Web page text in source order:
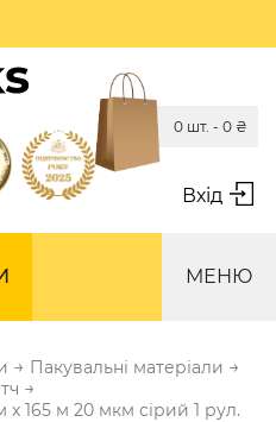
Вхід
0 шт. - 0 ₴
МЕНЮ
→ Пакувальні матеріали →
→
165 м 20 мкм сірий 1 рул.